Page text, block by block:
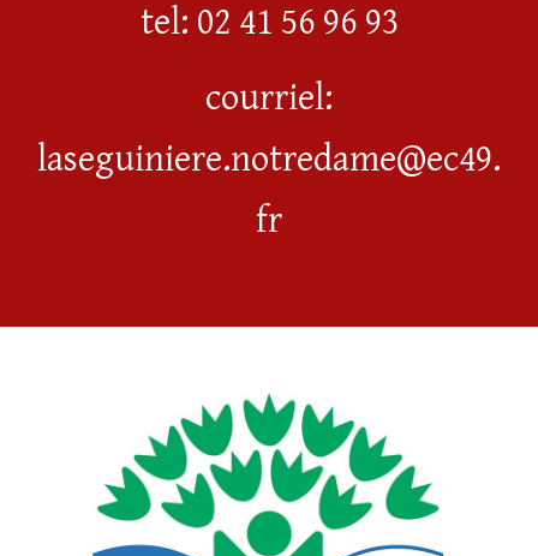
tel: 02 41 56 96 93
courriel:
laseguiniere.notredame@ec49.
fr